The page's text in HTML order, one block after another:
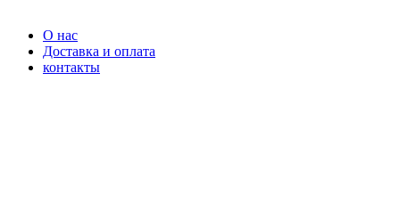
О нас
Доставка и оплата
контакты